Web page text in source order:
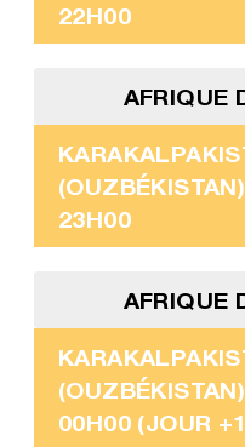
22H00
AFRIQUE
23H00
AFRIQUE
00H00 (JOUR